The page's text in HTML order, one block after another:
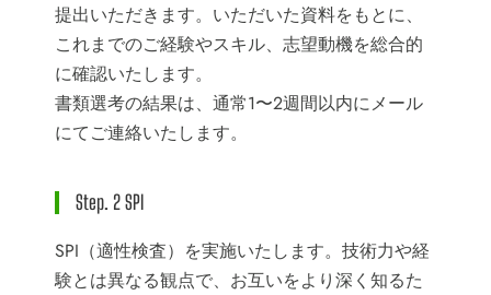
提出いただきます。いただいた資料をもとに、
これまでのご経験やスキル、志望動機を総合的
に確認いたします。
書類選考の結果は、通常1〜2週間以内にメール
にてご連絡いたします。
Step. 2 SPI
SPI（適性検査）を実施いたします。技術力や経
験とは異なる観点で、お互いをより深く知るた